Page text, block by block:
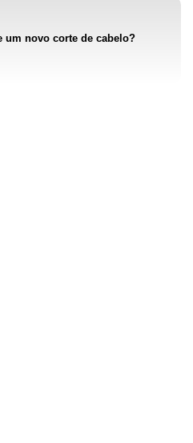
um novo corte de cabelo?